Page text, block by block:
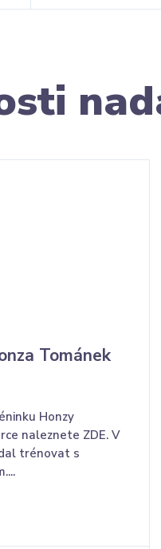
Tománek
Honzy
naleznete ZDE. V
trénovat s